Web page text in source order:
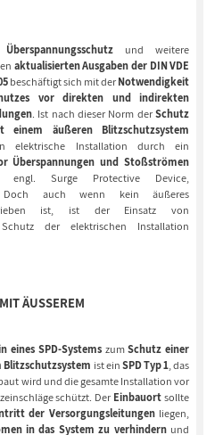
und weitere
aktualisierten Ausgaben der DIN VDE
beschäftigt sich mit derNotwendigkeit
vor direkten und indirekten
. Ist nach dieser Norm derSchutz
äußeren Blitzschutzsystem
elektrische Installation durch ein
Überspannungen und Stoßströmen
engl. Surge Protective Device,
Doch auch wenn kein äußeres
ist, ist der Einsatz von
der elektrischen Installation
ÄUSSEREM B
eines SPD-SystemszumSchutz einer
Blitzschutzsystem ist einSPD Typ 1, das
wird und die gesamte Installation vor
schützt. Der Einbauortsollte
der Versorgungsleitungenliegen,
in das System zu verhindernund